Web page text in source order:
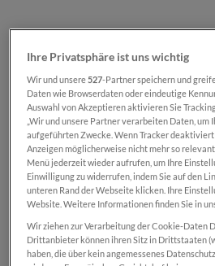
Regulärer Preis:
€ 100,00
Preise inkl. MwSt. zzgl.
Sofort verfügbar, Lieferzeit: 1-2
Ihre Privatsphäre ist uns wichtig
Wir und unsere527-Partner speichern und
Daten wie Browserdaten oder eindeutige
Auswahl von Akzeptieren aktivieren Sie
„Wir und unsere Partner verarbeiten Daten, um
aufgeführten Zwecke. Wenn Tracker deaktiviert
Anzeigen möglicherweise nicht mehr so
Menü jederzeit wieder aufrufen, um Ihre
Einwilligung zu widerrufen, indem Sie auf den
unteren Rand der Webseite klicken. Ihre
Website. Weitere Informationen finden Sie in
Wir ziehen zur Verarbeitung der Cookie-Daten
Drittanbieter können ihren Sitz in Drittstaaten
haben, die über kein angemessenes